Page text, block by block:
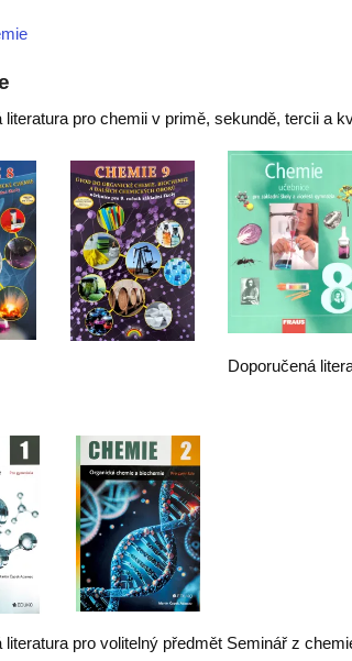
literatura pro chemii v primě, sekundě, tercii a
Doporučená
literatura pro volitelný předmět Seminář z